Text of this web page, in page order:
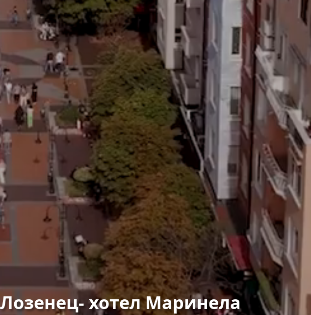
хотел Маринела